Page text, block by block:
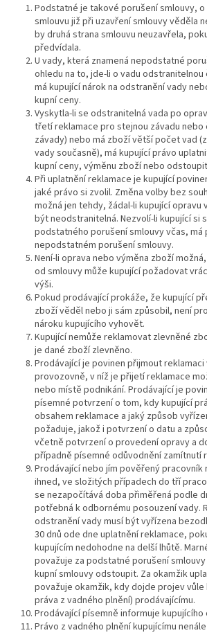
Podstatné je takové porušení smlouvy,
smlouvu již při uzavření smlouvy věděla
by druhá strana smlouvu neuzavřela,
předvídala.
U vady, která znamená nepodstatné
ohledu na to, jde-li o vadu
má kupující nárok na odstranění vady
kupní ceny.
Vyskytla-li se odstranitelná vada po
třetí reklamace pro stejnou závadu
závady) nebo má zboží větší počet vad
vady současně), má kupující právo
kupní ceny, výměnu zboží nebo
Při uplatnění reklamace je kupující
jaké právo si zvolil. Změna volby bez
možná jen tehdy, žádal-li kupující opravu
být neodstranitelná. Nezvolí-li kupující si
podstatného porušení smlouvy včas, má
nepodstatném porušení smlouvy.
Není-li oprava nebo výměna zboží
od smlouvy může kupující požadovat
výši.
Pokud prodávající prokáže, že kupující
zboží věděl nebo ji sám způsobil, není
nároku kupujícího vyhovět.
Kupující nemůže reklamovat zlevněné
je dané zboží zlevněno.
Prodávající je povinen přijmout
provozovně, v níž je přijetí reklamace
nebo místě podnikání. Prodávající je
písemné potvrzení o tom, kdy kupující
obsahem reklamace a jaký způsob
požaduje, jakož i potvrzení o datu a
včetně potvrzení o provedení opravy a
případně písemné odůvodnění zamítnutí
Prodávající nebo jím pověřený pracovník
ihned, ve složitých případech do tří
se nezapočítává doba přiměřená podle
potřebná k odbornému posouzení vady.
odstranění vady musí být vyřízena
30 dnů ode dne uplatnění reklamace,
kupujícím nedohodne na delší lhůtě.
považuje za podstatné porušení
kupní smlouvy odstoupit. Za okamžik
považuje okamžik, kdy dojde projev vůle
práva z vadného plnění) prodávajícímu.
Prodávající písemně informuje
Právo z vadného plnění kupujícímu